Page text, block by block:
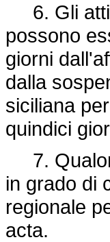
6. Gli atti
possono
giorni
dalla
siciliana
quindici
7.
in grado di
regionale
acta.